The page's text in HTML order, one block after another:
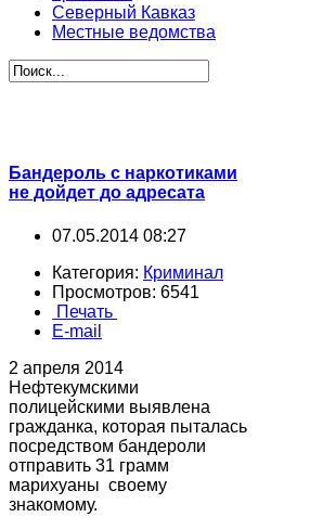
Северный Кавказ
Местные ведомства
Бандероль с наркотиками
не дойдет до адресата
07.05.2014 08:27
Категория: Криминал
Просмотров: 6541
Печать
E-mail
2 апреля 2014
Нефтекумскими
полицейскими выявлена
гражданка, которая пыталась
посредством бандероли
отправить 31 грамм
марихуаны своему
знакомому.